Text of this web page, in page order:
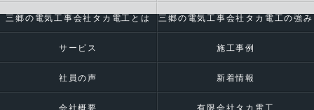
三郷の電気工事会社タカ電工とは 三郷の電気工事会社タカ電工の強み
サービス 施工事例
社員の声 新着情報
会社概要 有限会社タカ電工